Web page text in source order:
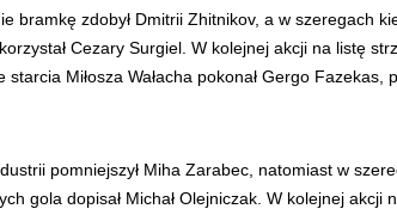
bramkę zdobył Dmitrii Zhitnikov, a w szeregach
Cezary Surgiel. W kolejnej akcji na listę
Miłosza Wałacha pokonał Gergo Fazekas,
pomniejszył Miha Zarabec, natomiast w
gola dopisał Michał Olejniczak. W kolejnej akcji